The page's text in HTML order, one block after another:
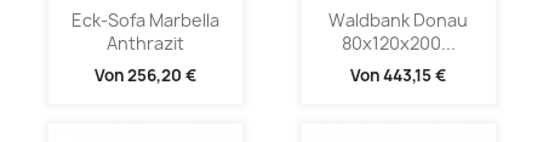
Eck-Sofa Marbella
Anthrazit
Von256,20 €
Waldbank Donau
80x120x200...
Von443,15 €